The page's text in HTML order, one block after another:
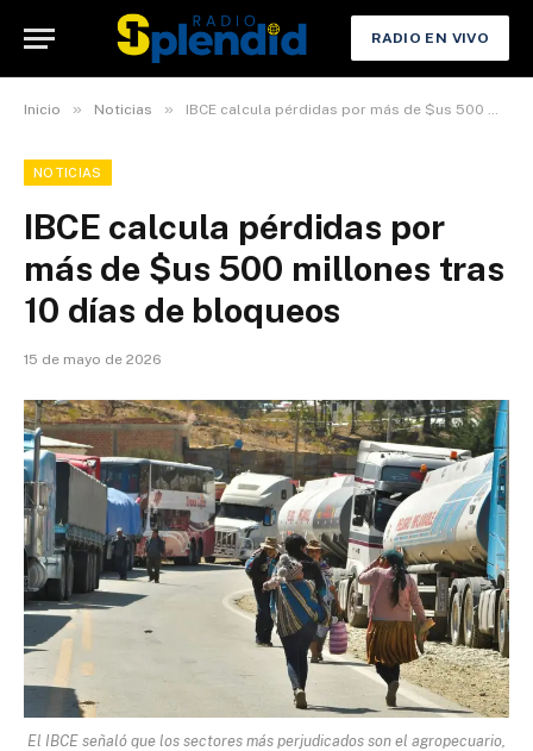
RADIO EN VIVO
Inicio » Noticias » IBCE calcula pérdidas por más de $us 500 millones tras 10 días de bloqueos
NOTICIAS
IBCE calcula pérdidas por
más de $us 500 millones tras
10 días de bloqueos
15 de mayo de 2026
El IBCE señaló que los sectores más perjudicados son el agropecuario,